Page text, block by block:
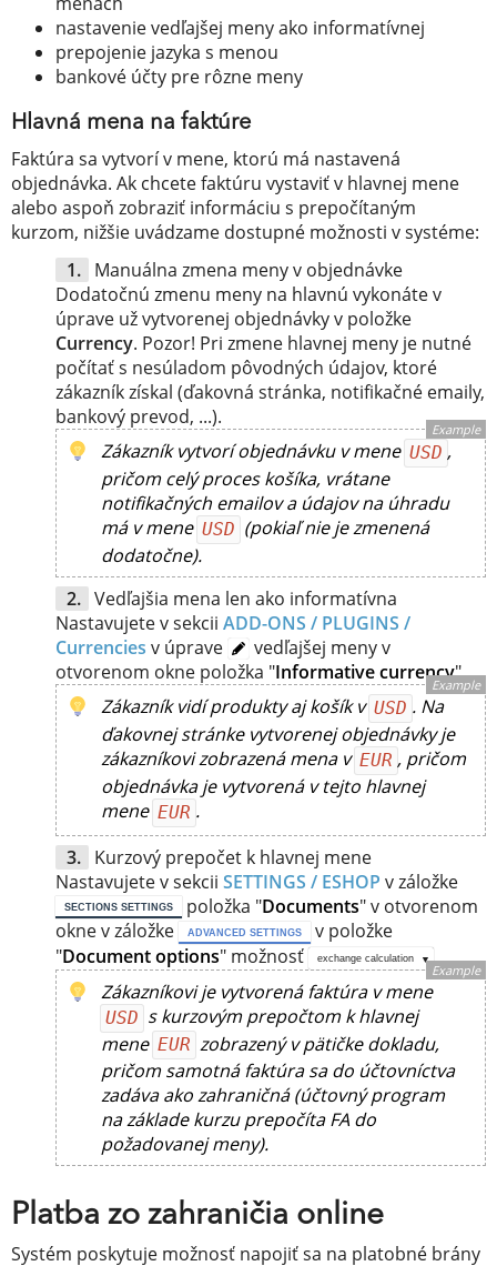
nastavenie vedľajšej meny ako informatívnej
prepojenie jazyka s menou
bankové účty pre rôzne meny
Hlavná mena na faktúre
Faktúra sa vytvorí v mene, ktorú má nastavená
objednávka. Ak chcete faktúru vystaviť v hlavnej mene
alebo aspoň zobraziť informáciu s prepočítaným
kurzom, nižšie uvádzame dostupné možnosti v systéme:
Manuálna zmena meny v objednávke
Dodatočnú zmenu meny na hlavnú vykonáte v
úprave už vytvorenej objednávky v položke
Currency. Pozor! Pri zmene hlavnej meny je nutné
počítať s nesúladom pôvodných údajov, ktoré
zákazník získal (ďakovná stránka, notifikačné emaily,
bankový prevod, ...).
Example
Zákazník vytvorí objednávku v mene USD ,
pričom celý proces košíka, vrátane
notifikačných emailov a údajov na úhradu
má v mene USD (pokiaľ nie je zmenená
dodatočne).
Vedľajšia mena len ako informatívna
Nastavujete v sekcii ADD-ONS / PLUGINS /
Currencies v úprave
vedľajšej meny v
otvorenom okne položka "Informative currency"
Example
Zákazník vidí produkty aj košík v USD . Na
ďakovnej stránke vytvorenej objednávky je
zákazníkovi zobrazená mena v EUR , pričom
objednávka je vytvorená v tejto hlavnej
mene EUR .
Kurzový prepočet k hlavnej mene
Nastavujete v sekcii SETTINGS / ESHOP v záložke
SECTIONS SETTINGS položka "Documents" v otvorenom
okne v záložke
ADVANCED SETTINGS
v položke
"Document options" možnosť exchange calculation
Example
Zákazníkovi je vytvorená faktúra v mene
USD s kurzovým prepočtom k hlavnej
mene EUR zobrazený v pätičke dokladu,
pričom samotná faktúra sa do účtovníctva
zadáva ako zahraničná (účtovný program
na základe kurzu prepočíta FA do
požadovanej meny).
Platba zo zahraničia online
Systém poskytuje možnosť napojiť sa na platobné brány